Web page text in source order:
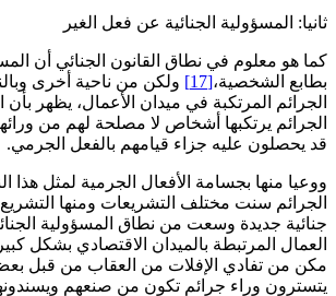
ثانيا: المسؤولية الجنائية عن فعل الغير
كما هو معلوم في نطاق القانون الجنائي أن
بطابع الشخصية،[17]
ولكن من ناحية أخرى
الجرائم المرتكبة في ميدان الأعمال، يظهر بأن
الجرائم يرتكبها أشخاص لا مصلحة لهم من
قد يحصلون عليه جزاء قيامهم بالفعل الجرمي.
ووعيا منها بجسامة الأفعال الجرمية لمثل هذا
الجرائم سنت مختلف التشريعات ومنها
جنائية جديدة وسعت من نطاق المسؤولية
العمال المرتبطة بالميدان الاقتصادي بشكل
مكن من تفادي الإفلات من العقاب من قبل
يتسترون وراء جرائم تكون من صنعهم